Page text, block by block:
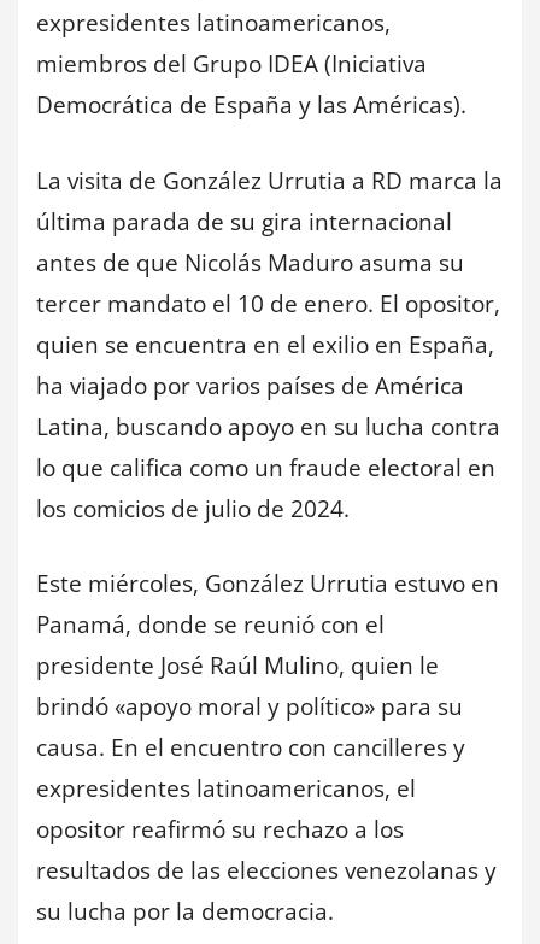
expresidentes latinoamericanos,
miembros del Grupo IDEA (Iniciativa
Democrática de España y las Américas).
La visita de González Urrutia a RD marca la
última parada de su gira internacional
antes de que Nicolás Maduro asuma su
tercer mandato el 10 de enero. El opositor,
quien se encuentra en el exilio en España,
ha viajado por varios países de América
Latina, buscando apoyo en su lucha contra
lo que califica como un fraude electoral en
los comicios de julio de 2024.
Este miércoles, González Urrutia estuvo en
Panamá, donde se reunió con el
presidente José Raúl Mulino, quien le
brindó «apoyo moral y político» para su
causa. En el encuentro con cancilleres y
expresidentes latinoamericanos, el
opositor reafirmó su rechazo a los
resultados de las elecciones venezolanas y
su lucha por la democracia.